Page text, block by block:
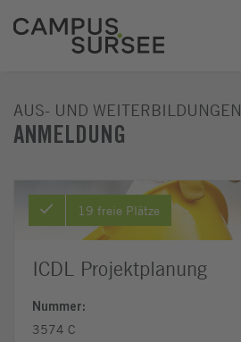
AUS- UND WEITERBILDUNGEN
ANMELDUNG
19 freie Plätze
ICDL Projektplanung
Nummer:
3574 C